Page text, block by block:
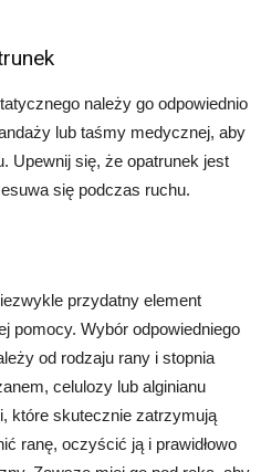
należy go odpowiednio
lub taśmy medycznej, aby
Upewnij się, że opatrunek jest
się podczas ruchu.
przydatny element
pomocy. Wybór odpowiedniego
od rodzaju rany i stopnia
celulozy lub alginianu
które skutecznie zatrzymują
ranę, oczyścić ją i prawidłowo